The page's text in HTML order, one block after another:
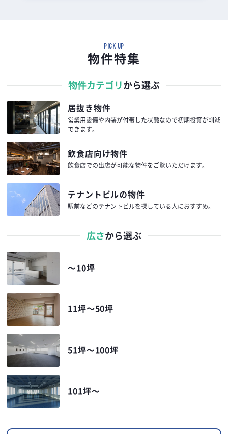
PICK UP
物件特集
物件カテゴリ から選ぶ
居抜き物件
営業用設備や内装が付帯した状態なので初期投資が削減
できます。
飲食店向け物件
飲食店での出店が可能な物件を ご覧いただけます。
テナントビルの物件
駅前などのテナントビルを探している人におすすめ。
広さから選ぶ
〜10坪
11坪〜50坪
51坪〜100坪
101坪〜